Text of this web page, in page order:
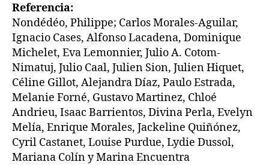
Referencia:
Nondédéo, Philippe; Carlos Morales-Aguilar,
Ignacio Cases, Alfonso Lacadena, Dominique
Michelet, Eva Lemonnier, Julio A. Cotom-
Nimatuj, Julio Caal, Julien Sion, Julien Hiquet,
Céline Gillot, Alejandra Díaz, Paulo Estrada,
Melanie Forné, Gustavo Martinez, Chloé
Andrieu, Isaac Barrientos, Divina Perla, Evelyn
Melía, Enrique Morales, Jackeline Quiñónez,
Cyril Castanet, Louise Purdue, Lydie Dussol,
Mariana Colín y Marina Encuentra